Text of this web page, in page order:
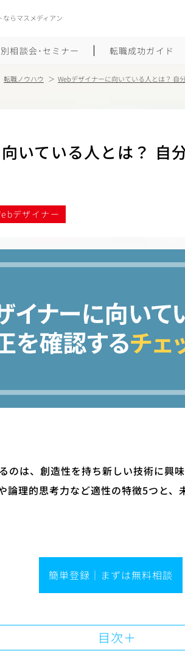
らマスメディアン
相談会･セミナー 転職成功ガイド
経歴書のつくり方
対策
エグゼクティ
転職ノウハウ Webデザイナーに向いている人とは？ 自
いている人とは？ 自
デザイナー
のは、創造性を持ち新しい技術に興
論理的思考力など適性の特徴5つと、
簡単登録｜まずは無料相談
目次